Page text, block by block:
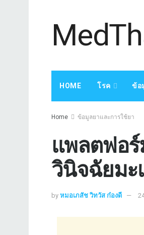
HOME โรค ข้อ
Home ข้อมูลยาและการใช้ยา
แพลตฟอ
วินิจฉัยมะ
by หมอเภสัช วิทวัส ก๋องดี